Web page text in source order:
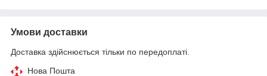
Умови доставки
Доставка здійснюється тільки по передоплаті.
Нова Пошта